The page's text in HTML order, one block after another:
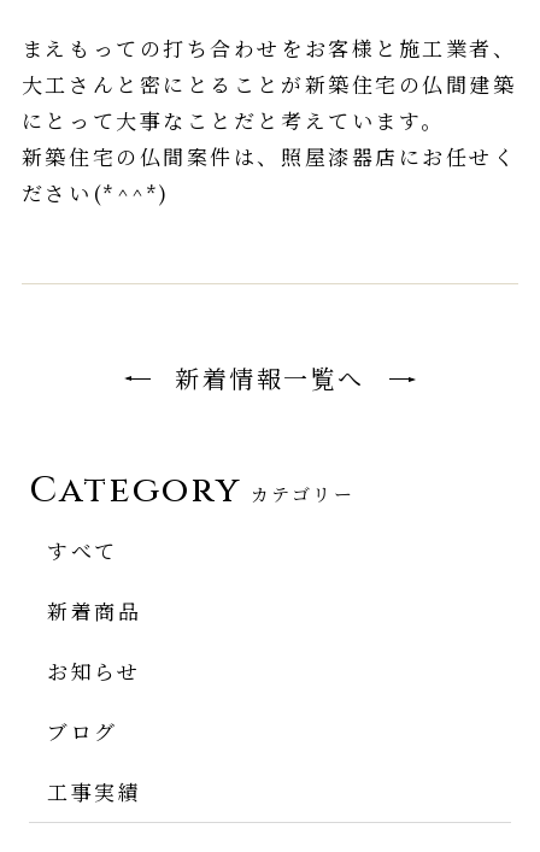
まえもっての打ち合わせをお客様と施工業者、
大工さんと密にとることが新築住宅の仏間建築
にとって大事なことだと考えています。
新築住宅の仏間案件は、照屋漆器店にお任せく
ださい(*^^*)
新着情報一覧へ
Category カテゴリー
すべて
新着商品
お知らせ
ブログ
工事実績